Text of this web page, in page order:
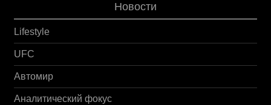
Новости
Lifestyle
UFC
Автомир
Аналитический фокус